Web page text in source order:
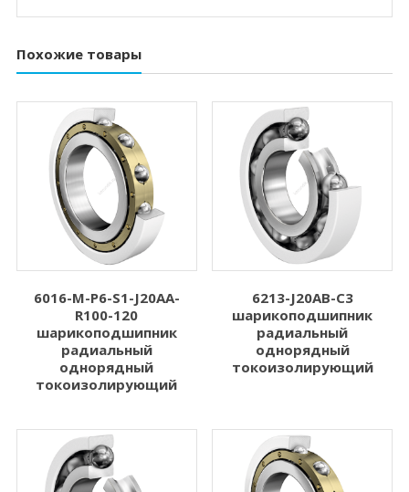
Похожие товары
6016-M-P6-S1-J20AA-
R100-120
шарикоподшипник
радиальный
однорядный
токоизолирующий
6213-J20AB-C3
шарикоподшипник
радиальный
однорядный
токоизолирующий